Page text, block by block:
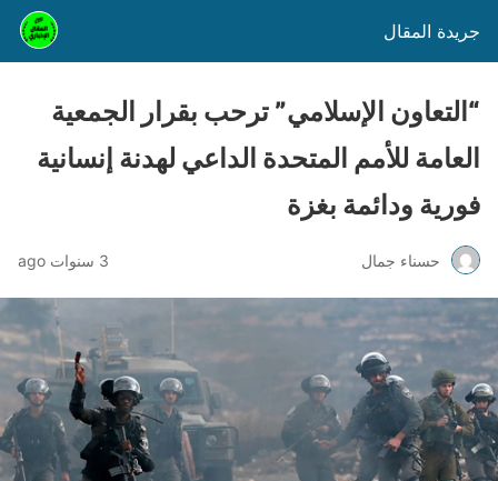
جريدة المقال
“التعاون الإسلامي” ترحب بقرار الجمعية
العامة للأمم المتحدة الداعي لهدنة إنسانية
فورية ودائمة بغزة
حسناء جمال 3 سنوات ago